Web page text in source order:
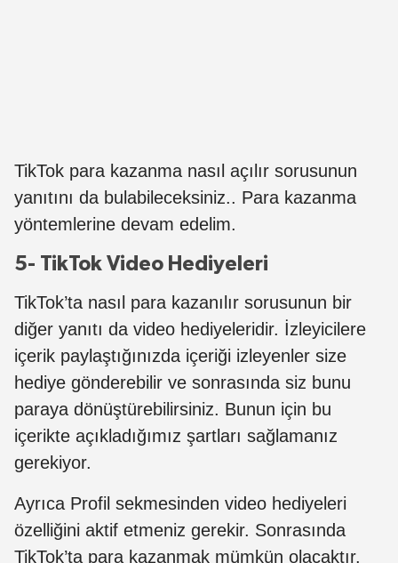
TikTok para kazanma nasıl açılır sorusunun
yanıtını da bulabileceksiniz.. Para kazanma
yöntemlerine devam edelim.
5- TikTok Video Hediyeleri
TikTok’ta nasıl para kazanılır sorusunun bir
diğer yanıtı da video hediyeleridir. İzleyicilere
içerik paylaştığınızda içeriği izleyenler size
hediye gönderebilir ve sonrasında siz bunu
paraya dönüştürebilirsiniz. Bunun için bu
içerikte açıkladığımız şartları sağlamanız
gerekiyor.
Ayrıca Profil sekmesinden video hediyeleri
özelliğini aktif etmeniz gerekir. Sonrasında
TikTok’ta para kazanmak mümkün olacaktır.